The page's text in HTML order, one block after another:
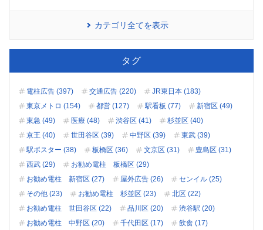
カテゴリ全てを表示
タグ
電柱広告 (397) 交通広告 (220)
JR東日本 (183)
東京メトロ (154)
都営 (127) 駅看板 (77)
新宿区 (49)
東急 (49)
医療 (48) 渋谷区 (41)
杉並区 (40)
京王 (40)
世田谷区 (39) 中野区 (39)
東武 (39)
駅ポスター (38)
板橋区 (36) 文京区 (31)
豊島区 (31)
西武 (29)
お勧め電柱 板橋区 (29)
お勧め電柱 新宿区 (27)
屋外広告 (26)
センイル (25)
その他 (23)
お勧め電柱 杉並区 (23)
北区 (22)
お勧め電柱 世田谷区 (22)
品川区 (20)
渋谷駅 (20)
お勧め電柱 中野区 (20)
千代田区 (17)
飲食 (17)